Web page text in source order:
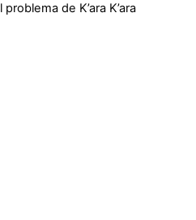
de K’ara K’ara